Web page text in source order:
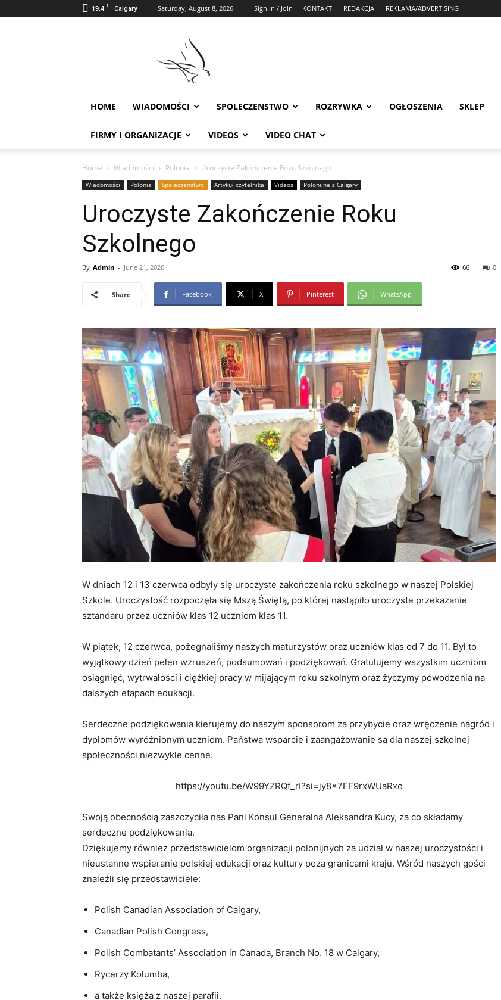
19.4 C Calgary Saturday, August 8, 2026 Sign in / Join KONTAKT REDAKCJA REKLAMA/ADVERTISING
Polonia
w
Calgary
HOME WIADOMOŚCI SPOLECZENSTWO ROZRYWKA OGŁOSZENIA SKLEP
FIRMY I ORGANIZACJE VIDEOS VIDEO CHAT
Home Wiadomości Polonia Uroczyste Zakończenie Roku Szkolnego
Wiadomości Polonia Spoleczenstwo Artykuł czytelnika Videos Polonijne z Calgary
Uroczyste Zakończenie Roku
Szkolnego
By Admin - June 21, 2026 0
66
Share Facebook X Pinterest WhatsApp
W dniach 12 i 13 czerwca odbyły się uroczyste zakończenia roku szkolnego w naszej Polskiej
Szkole. Uroczystość rozpoczęła się Mszą Świętą, po której nastąpiło uroczyste przekazanie
sztandaru przez uczniów klas 12 uczniom klas 11.
W piątek, 12 czerwca, pożegnaliśmy naszych maturzystów oraz uczniów klas od 7 do 11. Był to
wyjątkowy dzień pełen wzruszeń, podsumowań i podziękowań. Gratulujemy wszystkim uczniom
osiągnięć, wytrwałości i ciężkiej pracy w mijającym roku szkolnym oraz życzymy powodzenia na
dalszych etapach edukacji.
Serdeczne podziękowania kierujemy do naszym sponsorom za przybycie oraz wręczenie nagród i
dyplomów wyróżnionym uczniom. Państwa wsparcie i zaangażowanie są dla naszej szkolnej
społeczności niezwykle cenne.
https://youtu.be/W99YZRQf_rI?si=jy8x7FF9rxWUaRxo
Swoją obecnością zaszczyciła nas Pani Konsul Generalna Aleksandra Kucy, za co składamy
serdeczne podziękowania.
Dziękujemy również przedstawicielom organizacji polonijnych za udział w naszej uroczystości i
nieustanne wspieranie polskiej edukacji oraz kultury poza granicami kraju. Wśród naszych gości
znaleźli się przedstawiciele:
Polish Canadian Association of Calgary,
Canadian Polish Congress,
Polish Combatants’ Association in Canada, Branch No. 18 w Calgary,
Rycerzy Kolumba,
a także księża z naszej parafii.